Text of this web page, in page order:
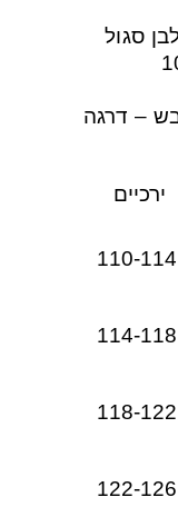
סגול
,מיבש – דרגה
ירכיים
110-114
114-118
118-122
122-126